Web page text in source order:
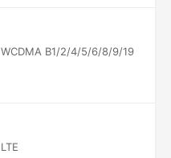
WCDMA B1/2/4/5/6/8/9/19
LTE